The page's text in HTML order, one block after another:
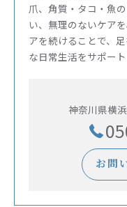
爪、角質・タコ・魚
い、無理のないケア
アを続けることで、
な日常生活をサポート
神奈川県横
お問